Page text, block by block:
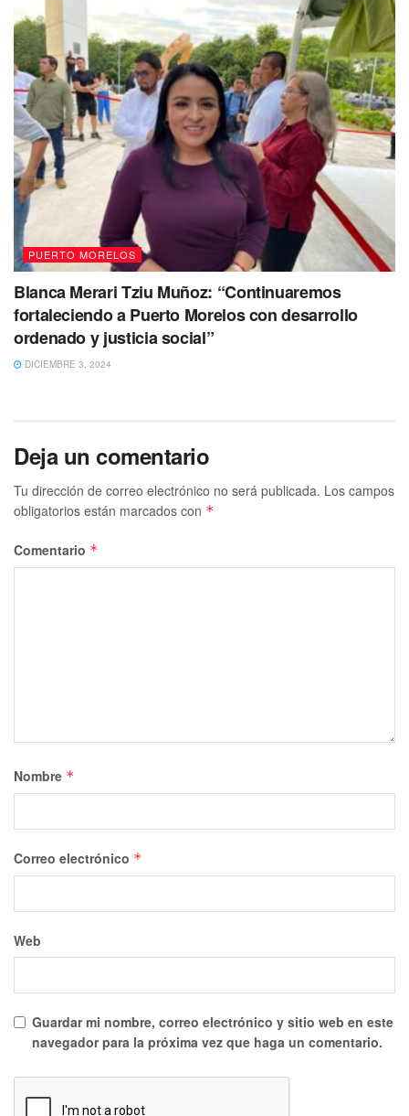
PUERTO MORELOS
Blanca Merari Tziu Muñoz: “Continuaremos
fortaleciendo a Puerto Morelos con desarrollo
ordenado y justicia social”
DICIEMBRE 3, 2024
Deja un comentario
Tu dirección de correo electrónico no será publicada. Los campos
obligatorios están marcados con *
Comentario *
Nombre *
Correo electrónico *
Web
Guardar mi nombre, correo electrónico y sitio web en este
navegador para la próxima vez que haga un comentario.